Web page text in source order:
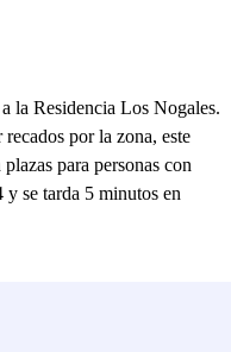
la Residencia Los Nogales.
por la zona, este
para personas con
se tarda 5 minutos en